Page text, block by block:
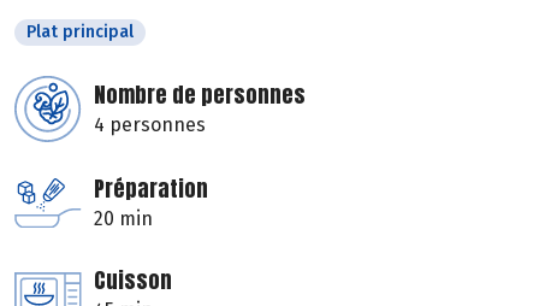
Plat principal
Nombre de personnes
4 personnes
Préparation
20 min
Cuisson